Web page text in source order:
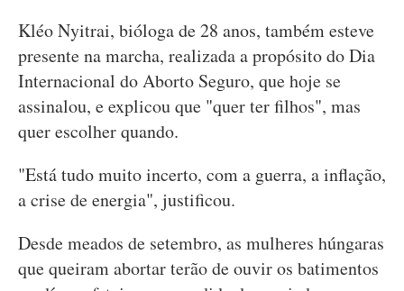
Kléo Nyitrai, bióloga de 28 anos, também esteve
presente na marcha, realizada a propósito do Dia
Internacional do Aborto Seguro, que hoje se
assinalou, e explicou que "quer ter filhos", mas
quer escolher quando.
"Está tudo muito incerto, com a guerra, a inflação,
a crise de energia", justificou.
Desde meados de setembro, as mulheres húngaras
que queiram abortar terão de ouvir os batimentos